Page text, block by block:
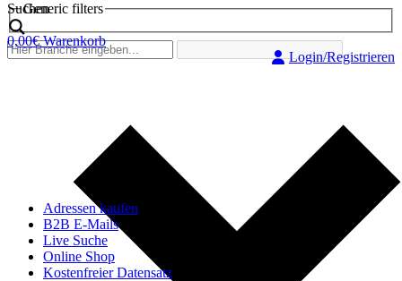
Suchen
Generic filters
0,00€ Warenkorb
Login/Registrieren
Adressen kaufen
B2B E-Mails
Live Suche
Online Shop
Kostenfreier Datensatz